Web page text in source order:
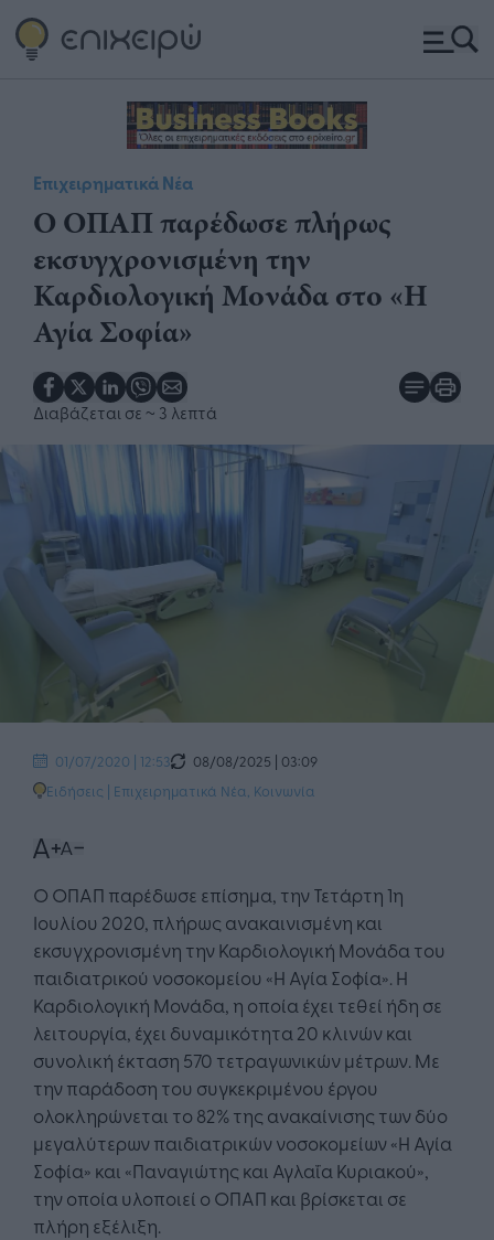
Επιχειρηματικά Νέα
Ο ΟΠΑΠ παρέδωσε πλήρως
εκσυγχρονισμένη την
Καρδιολογική Μονάδα στο «Η
Αγία Σοφία»
Διαβάζεται σε ~ 3 λεπτά
01/07/2020 | 12:53
08/08/2025 | 03:09
Ειδήσεις | Επιχειρηματικά Νέα Κοινωνία
Ο ΟΠΑΠ παρέδωσε επίσημα, την Τετάρτη 1η
Ιουλίου 2020, πλήρως ανακαινισμένη και
εκσυγχρονισμένη την Καρδιολογική Μονάδα του
παιδιατρικού νοσοκομείου «Η Αγία Σοφία». Η
Καρδιολογική Μονάδα, η οποία έχει τεθεί ήδη σε
λειτουργία, έχει δυναμικότητα 20 κλινών και
συνολική έκταση 570 τετραγωνικών μέτρων. Με
την παράδοση του συγκεκριμένου έργου
ολοκληρώνεται το 82% της ανακαίνισης των δύο
μεγαλύτερων παιδιατρικών νοσοκομείων «Η Αγία
Σοφία» και «Παναγιώτης και Αγλαΐα Κυριακού»,
την οποία υλοποιεί ο ΟΠΑΠ και βρίσκεται σε
πλήρη εξέλιξη.